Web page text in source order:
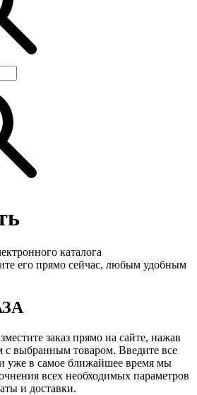
каталога
его прямо сейчас, любым удобным
заказ прямо на сайте, нажав
с выбранным товаром. Введите все
уже в самое ближайшее время мы
всех необходимых параметров
и доставки.